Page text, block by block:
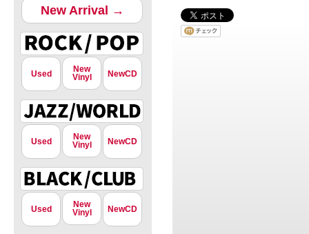
New Arrival →
Used
New
Vinyl
NewCD
Used
New
Vinyl
NewCD
Used
New
Vinyl
NewCD